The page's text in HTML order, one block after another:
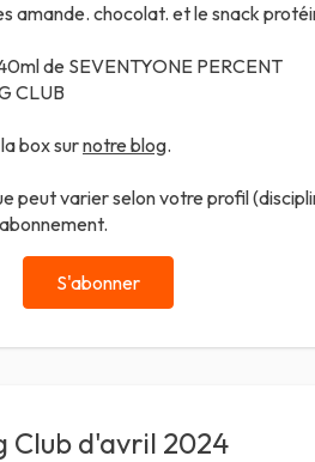
amande. chocolat. et le snack
de SEVENTYONE PERCENT
CLUB
box surnotre blog.
peut varier selon votre profil
S'abonner
Club d'avril 2024